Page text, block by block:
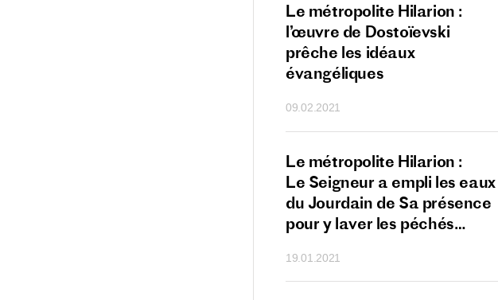
Le métropolite Hilarion :
l’œuvre de Dostoïevski
prêche les idéaux
évangéliques
09.02.2021
Le métropolite Hilarion :
Le Seigneur a empli les eaux
du Jourdain de Sa présence
pour y laver les péchés
19.01.2021